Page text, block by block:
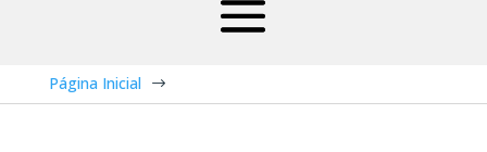
Página Inicial $